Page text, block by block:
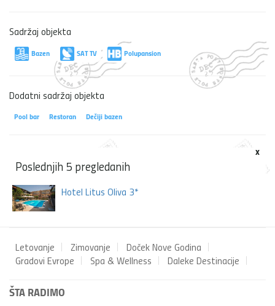
Sadržaj objekta
Bazen SAT TV Polupansion
Dodatni sadržaj objekta
Pool bar Restoran Dečiji bazen
x
Poslednjih 5 pregledanih
Hotel Litus Oliva 3*
Letovanje Zimovanje
Doček Nove Godina
Gradovi Evrope
Spa & Wellness Daleke Destinacije
ŠTA RADIMO